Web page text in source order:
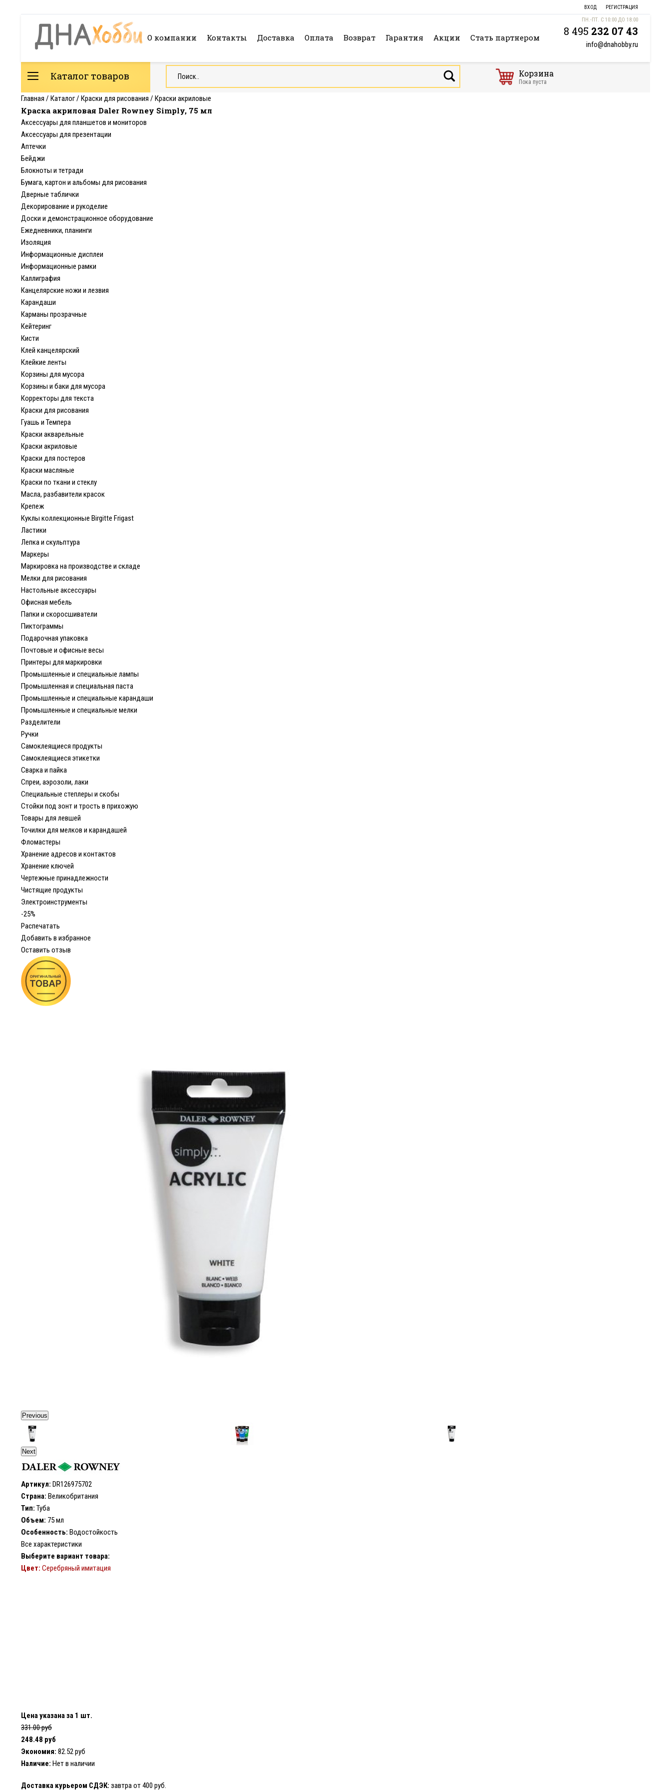
ВХОД РЕГИСТРАЦИЯ
О компании Контакты Доставка Оплата Возврат Гарантия Акции Стать партнером
ПН.-ПТ. С 10:00 ДО 18:00
8 495 232 07 43
info@dnahobby.ru
Каталог товаров Корзина
Пока пуста
Главная / Каталог/ Краски для рисования / Краски акриловые
Краска акриловая Daler Rowney Simply, 75 мл
Аксессуары для планшетов и мониторов
Аксессуары для презентации
Аптечки
Бейджи
Блокноты и тетради
Бумага, картон и альбомы для рисования
Дверные таблички
Декорирование и рукоделие
Доски и демонстрационное оборудование
Ежедневники, планинги
Изоляция
Информационные дисплеи
Информационные рамки
Каллиграфия
Канцелярские ножи и лезвия
Карандаши
Карманы прозрачные
Кейтеринг
Кисти
Клей канцелярский
Клейкие ленты
Корзины для мусора
Корзины и баки для мусора
Корректоры для текста
Краски для рисования
Гуашь и Темпера
Краски акварельные
Краски акриловые
Краски для постеров
Краски масляные
Краски по ткани и стеклу
Масла, разбавители красок
Крепеж
Куклы коллекционные Birgitte Frigast
Ластики
Лепка и скульптура
Маркеры
Маркировка на производстве и складе
Мелки для рисования
Настольные аксессуары
Офисная мебель
Папки и скоросшиватели
Пиктограммы
Подарочная упаковка
Почтовые и офисные весы
Принтеры для маркировки
Промышленные и специальные лампы
Промышленная и специальная паста
Промышленные и специальные карандаши
Промышленные и специальные мелки
Разделители
Ручки
Самоклеящиеся продукты
Самоклеящиеся этикетки
Сварка и пайка
Спреи, аэрозоли, лаки
Специальные степлеры и скобы
Стойки под зонт и трость в прихожую
Товары для левшей
Точилки для мелков и карандашей
Фломастеры
Хранение адресов и контактов
Хранение ключей
Чертежные принадлежности
Чистящие продукты
Электроинструменты
-25%
Распечатать
Добавить в избранное
Оставить отзыв
Previous
Next
Артикул: DR126975702
Страна: Великобритания
Тип: Туба
Объем: 75 мл
Особенность: Водостойкость
Все характеристики
Выберите вариант товара:
Цвет: Серебряный имитация
Цена указана за 1 шт.
331.00 руб
248.48 руб
Экономия: 82.52 руб
Наличие: Нет в наличии
Доставка курьером СДЭК: завтра от 400 руб.